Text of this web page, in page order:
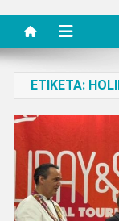
ΕΤΙΚΈΤΑ: